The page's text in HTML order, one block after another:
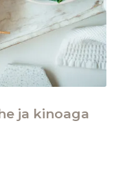
ja kinoaga